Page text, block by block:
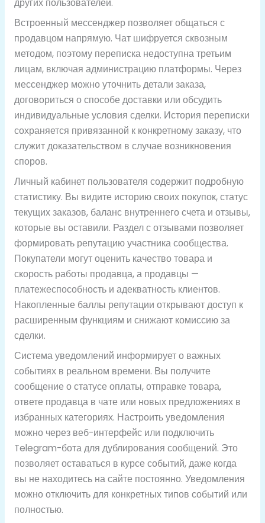
других пользователей.
Встроенный мессенджер позволяет общаться с
продавцом напрямую. Чат шифруется сквозным
методом, поэтому переписка недоступна третьим
лицам, включая администрацию платформы. Через
мессенджер можно уточнить детали заказа,
договориться о способе доставки или обсудить
индивидуальные условия сделки. История переписки
сохраняется привязанной к конкретному заказу, что
служит доказательством в случае возникновения
споров.
Личный кабинет пользователя содержит подробную
статистику. Вы видите историю своих покупок, статус
текущих заказов, баланс внутреннего счета и отзывы,
которые вы оставили. Раздел с отзывами позволяет
формировать репутацию участника сообщества.
Покупатели могут оценить качество товара и
скорость работы продавца, а продавцы —
платежеспособность и адекватность клиентов.
Накопленные баллы репутации открывают доступ к
расширенным функциям и снижают комиссию за
сделки.
Система уведомлений информирует о важных
событиях в реальном времени. Вы получите
сообщение о статусе оплаты, отправке товара,
ответе продавца в чате или новых предложениях в
избранных категориях. Настроить уведомления
можно через веб-интерфейс или подключить
Telegram-бота для дублирования сообщений. Это
позволяет оставаться в курсе событий, даже когда
вы не находитесь на сайте постоянно. Уведомления
можно отключить для конкретных типов событий или
полностью.